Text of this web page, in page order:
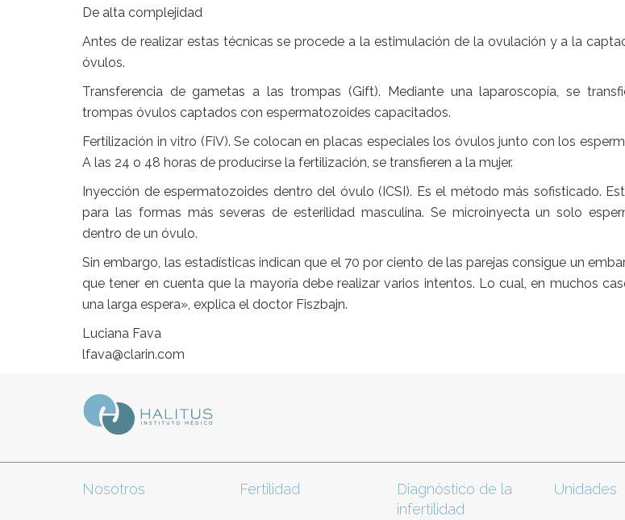
De alta complejidad
Antes de realizar estas técnicas se procede a la estimulación de la ovulación y a la
óvulos.
Transferencia de gametas a las trompas (Gift). Mediante una laparoscopía, se
trompas óvulos captados con espermatozoides capacitados.
Fertilización in vitro (FiV). Se colocan en placas especiales los óvulos junto con los
A las 24 o 48 horas de producirse la fertilización, se transfieren a la mujer.
Inyección de espermatozoides dentro del óvulo (ICSI). Es el método más sofisticado.
para las formas más severas de esterilidad masculina. Se microinyecta un solo
dentro de un óvulo.
Sin embargo, las estadísticas indican que el 70 por ciento de las parejas consigue un
que tener en cuenta que la mayoría debe realizar varios intentos. Lo cual, en muchos
una larga espera», explica el doctor Fiszbajn.
Luciana Fava
lfava@clarin.com
Nosotros Fertilidad
Diagnóstico de la
infertilidad
Unidades